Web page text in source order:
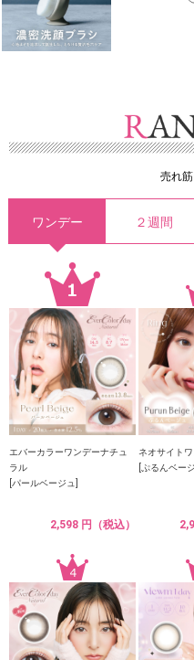
売れ
ワンデー ２週間
エバーカラーワンデーナチュ
ラル
[パールベージュ]
2,598 円（税込）
ネオサイト
[ぷるんベー